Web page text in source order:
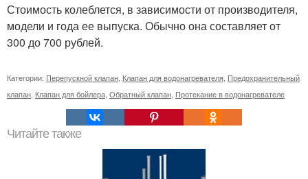
Стоимость колеблется, в зависимости от производителя,
модели и года ее выпуска. Обычно она составляет от
300 до 700 рублей.
Категории: Перепускной клапан Клапан для водонагревателя Предохранительный
клапан Клапан для бойлера Обратный клапан Протекание в водонагревателе
Читайте также